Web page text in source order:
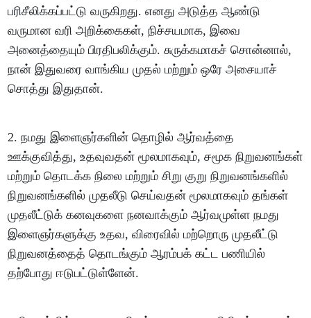
பரிசீலிக்கப்பட்டு வருகிறது. எனது அடுத்த ஆண்டு
வருமான வரி அறிக்கைகள், நிச்சயமாக, இவை
அனைத்தையும் பிரதிபலிக்கும். சுருக்கமாகச் சொன்னால்,
நான் இதுவரை வாங்கிய முதல் மற்றும் ஒரே அசையாச்
சொத்து இதுதான்.
2. நமது இளைஞர்களின் தொழில் ஆர்வத்தை
ஊக்குவித்து, உதவுவதன் மூலமாகவும், சமூக நிறுவனங்கள்
மற்றும் தொடக்க நிலை மற்றும் சிறு குறு நிறுவனங்களில்
நிறுவனங்களில் முதலீடு செய்வதன் மூலமாகவும் தங்கள்
முதலீட்டுக் கனவுகளை நனவாக்கும் ஆர்வமுள்ள நமது
இளைஞர்களுக்கு உதவ, விரைவில் மற்றொரு முதலீட்டு
நிறுவனத்தைத் தொடங்கும் ஆரம்பக் கட்ட பணியில்
தற்போது ஈடுபட்டுள்ளேன்.